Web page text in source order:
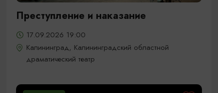
Преступление и наказание
17.09.2026 19:00
Калининград, Калининградский областной
драматический театр